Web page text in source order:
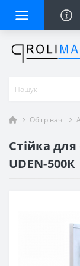
Обігрівачі
Стійка для
UDEN-500К